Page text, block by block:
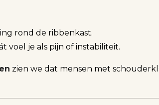
rond de ribbenkast.
voel je als pijn of instabiliteit.
zien we dat mensen met